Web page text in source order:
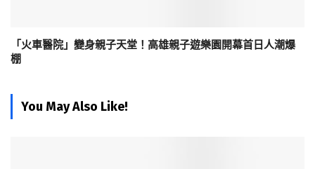
「火車醫院」變身親子天堂！高雄親子遊樂園開幕首日人潮爆
棚
You May Also Like!